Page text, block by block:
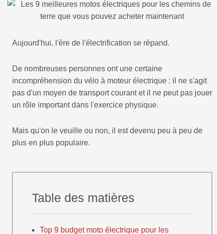
Aujourd'hui, l'ère de l'électrification se répand.
De nombreuses personnes ont une certaine
incompréhension du vélo à moteur électrique : il ne s'agit
pas d'un moyen de transport courant et il ne peut pas jouer
un rôle important dans l'exercice physique.
Mais qu'on le veuille ou non, il est devenu peu à peu de
plus en plus populaire.
Table des matières
Top 9 budget moto électrique pour les